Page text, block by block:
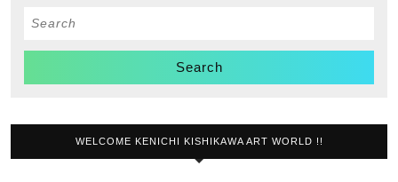
Search
WELCOME KENICHI KISHIKAWA ART WORLD !!